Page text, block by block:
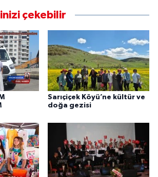
çekebilir
Sarıçiçek Köyü’ne kültür ve
doğa gezisi